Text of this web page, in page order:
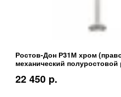
Ростов-Дон Р31М хром
механический
22 450 p.